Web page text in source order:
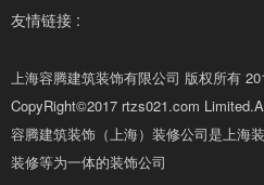
友情链接 :
上海容腾建筑装饰有限公司 版权所有
CopyRight©2017 rtzs021.com
容腾建筑装饰（上海）装修公司是上海
装修等为一体的装饰公司